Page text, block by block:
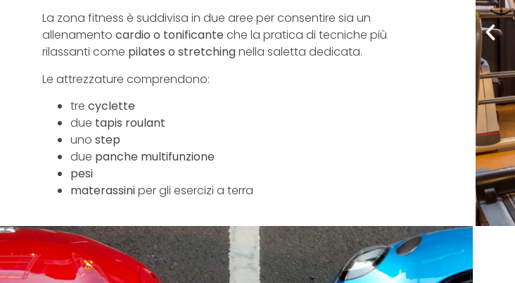
La zona fitness è suddivisa in due aree per consentire sia un
allenamento cardio o tonificante che la pratica di tecniche più
rilassanti come pilates o stretchingnella saletta dedicata.
Le attrezzature comprendono:
tre cyclette
due tapis roulant
uno step
due panche multifunzione
pesi
materassiniper gli esercizi a terra